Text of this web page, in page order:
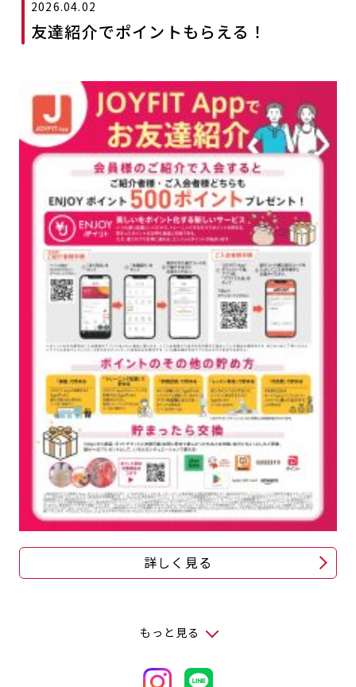
2026.04.02
友達紹介でポイントもらえる！
詳しく見る
もっと見る